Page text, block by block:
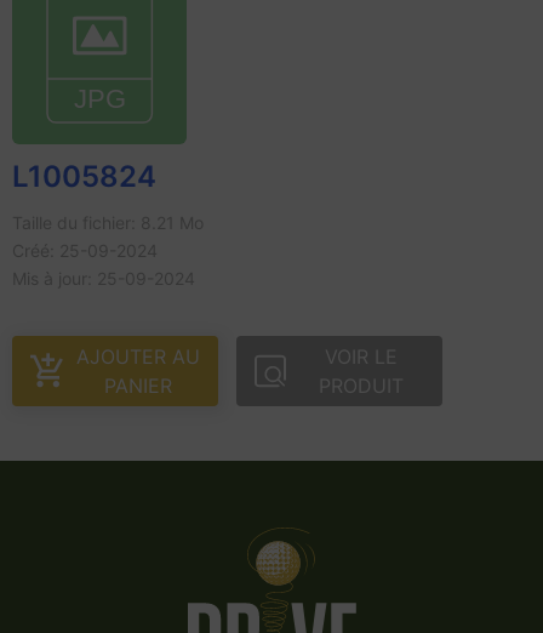
L1005824
AJOUTER AU
PANIER
VOIR LE
PRODUIT